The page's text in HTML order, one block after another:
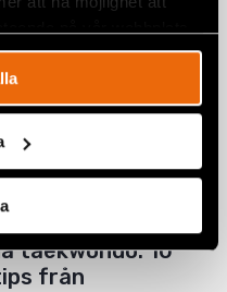
dörrar för unga
11 december 2025
taekwondo: 10
från